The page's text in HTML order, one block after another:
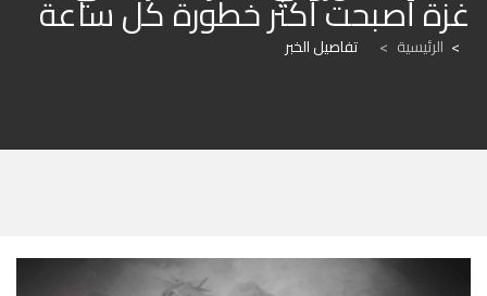
غزة أصبحت أكثر خطورة كل ساعة
الرئيسية > تفاصيل الخبر